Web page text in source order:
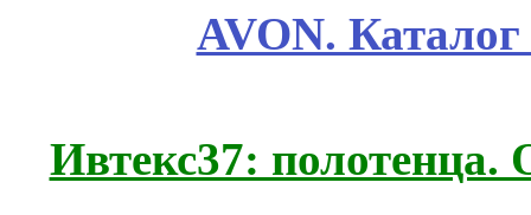
AVON.
Ивтекс37: